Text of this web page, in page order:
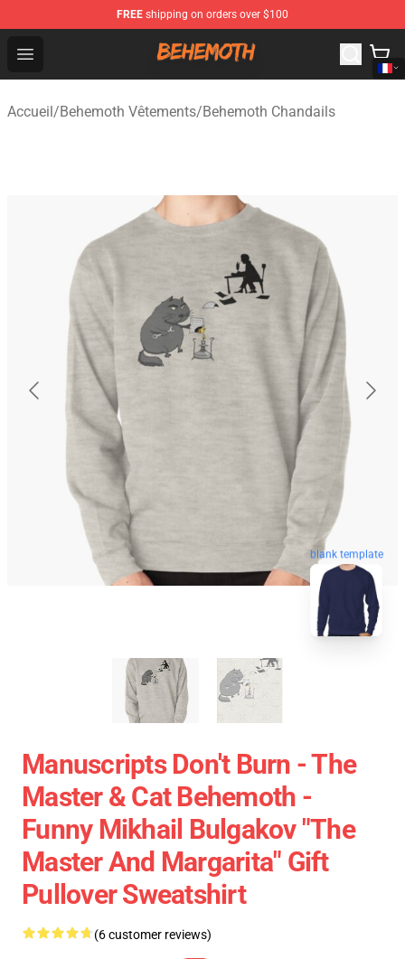
FREE shipping on orders over $100
Open menu
Behemoth Store - Official Behemoth Merchandise Shop
Accueil/Behemoth Vêtements/Behemoth Chandails
blank template
Manuscripts Don't Burn - The
Master & Cat Behemoth -
Funny Mikhail Bulgakov "The
Master And Margarita" Gift
Pullover Sweatshirt
(6 customer reviews)